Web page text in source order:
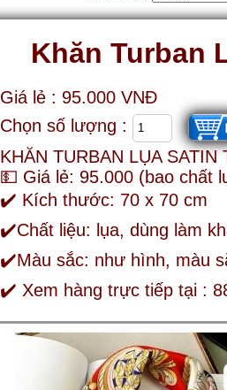
Khăn Turban
Giá lẻ : 95.000 VNĐ
Chọn số lượng :
KHĂN TURBAN LỤA
💵 Giá lẻ: 95.000 (bao chất
✔️ Kích thước: 70 x 70 cm
✔️Chất liệu: lụa, dùng làm
✔️Màu sắc: như hình, màu
✔️ Xem hàng trực tiếp tại :